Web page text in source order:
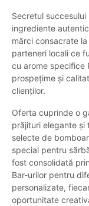
Secretul
ingrediente
mărci consacrate
parteneri locali ce
cu arome specifice
prospețime și
clienților.
Oferta cuprinde o
prăjituri elegante și
selecte de
special pentru
fost consolidată
Bar-urilor pentru
personalizate,
oportunitate